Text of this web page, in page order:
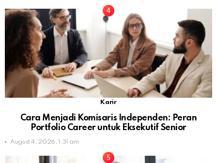
Karir
Cara Menjadi Komisaris Independen: Peran
Portfolio Career untuk Eksekutif Senior
August 4, 2026, 1:31 am